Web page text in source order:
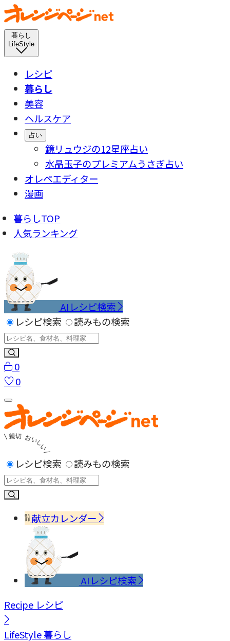
暮らし
LifeStyle
レシピ
暮らし
美容
ヘルスケア
占い
鏡リュウジの12星座占い
水晶玉子のプレミアムうさぎ占い
オレペエディター
漫画
暮らしTOP
人気ランキング
AIレシピ検索
レシピ検索
読みもの検索
0
0
レシピ検索 読みもの検索
献立カレンダー
AIレシピ検索
Recipe レシピ
LifeStyle暮らし